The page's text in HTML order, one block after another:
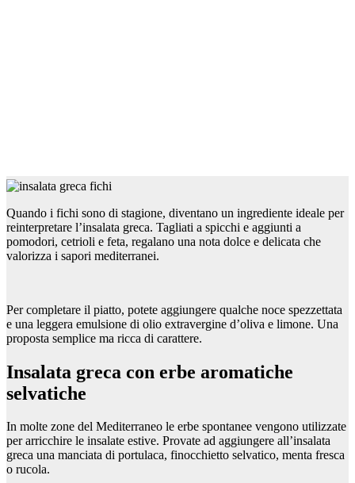
Quando i fichi sono di stagione, diventano un ingrediente ideale per
reinterpretare l’insalata greca. Tagliati a spicchi e aggiunti a
pomodori, cetrioli e feta, regalano una nota dolce e delicata che
valorizza i sapori mediterranei.
Per completare il piatto, potete aggiungere qualche noce spezzettata
e una leggera emulsione di olio extravergine d’oliva e limone. Una
proposta semplice ma ricca di carattere.
Insalata greca con erbe aromatiche
selvatiche
In molte zone del Mediterraneo le erbe spontanee vengono utilizzate
per arricchire le insalate estive. Provate ad aggiungere all’insalata
greca una manciata di portulaca, finocchietto selvatico, menta fresca
o rucola.